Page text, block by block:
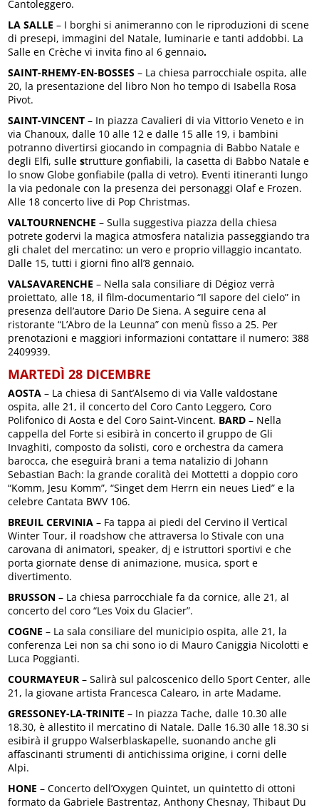
Cantoleggero.
LA SALLE – I borghi si animeranno con le riproduzioni di scene
di presepi, immagini del Natale, luminarie e tanti addobbi. La
Salle en Crèche vi invita fino al 6 gennaio.
SAINT-RHEMY-EN-BOSSES – La chiesa parrocchiale ospita, alle
20, la presentazione del libro Non ho tempo di Isabella Rosa
Pivot.
SAINT-VINCENT – In piazza Cavalieri di via Vittorio Veneto e in
via Chanoux, dalle 10 alle 12 e dalle 15 alle 19, i bambini
potranno divertirsi giocando in compagnia di Babbo Natale e
degli Elfi, sullestrutture gonfiabili, la casetta di Babbo Natale e
lo snow Globe gonfiabile (palla di vetro). Eventi itineranti lungo
la via pedonale con la presenza dei personaggi Olaf e Frozen.
Alle 18 concerto live di Pop Christmas.
VALTOURNENCHE – Sulla suggestiva piazza della chiesa
potrete godervi la magica atmosfera natalizia passeggiando tra
gli chalet del mercatino: un vero e proprio villaggio incantato.
Dalle 15, tutti i giorni fino all’8 gennaio.
VALSAVARENCHE – Nella sala consiliare di Dégioz verrà
proiettato, alle 18, il film-documentario “Il sapore del cielo” in
presenza dell’autore Dario De Siena. A seguire cena al
ristorante “L’Abro de la Leunna” con menù fisso a 25. Per
prenotazioni e maggiori informazioni contattare il numero: 388
2409939.
MARTEDÌ 28 DICEMBRE
AOSTA – La chiesa di Sant’Alsemo di via Valle valdostane
ospita, alle 21, il concerto del Coro Canto Leggero, Coro
Polifonico di Aosta e del Coro Saint-Vincent. BARD – Nella
cappella del Forte si esibirà in concerto il gruppo de Gli
Invaghiti, composto da solisti, coro e orchestra da camera
barocca, che eseguirà brani a tema natalizio di Johann
Sebastian Bach: la grande coralità dei Mottetti a doppio coro
“Komm, Jesu Komm”, “Singet dem Herrn ein neues Lied” e la
celebre Cantata BWV 106.
BREUIL CERVINIA – Fa tappa ai piedi del Cervino il Vertical
Winter Tour, il roadshow che attraversa lo Stivale con una
carovana di animatori, speaker, dj e istruttori sportivi e che
porta giornate dense di animazione, musica, sport e
divertimento.
BRUSSON – La chiesa parrocchiale fa da cornice, alle 21, al
concerto del coro “Les Voix du Glacier”.
COGNE – La sala consiliare del municipio ospita, alle 21, la
conferenza Lei non sa chi sono io di Mauro Caniggia Nicolotti e
Luca Poggianti.
COURMAYEUR – Salirà sul palcoscenico dello Sport Center, alle
21, la giovane artista Francesca Calearo, in arte Madame.
GRESSONEY-LA-TRINITE – In piazza Tache, dalle 10.30 alle
18.30, è allestito il mercatino di Natale. Dalle 16.30 alle 18.30 si
esibirà il gruppo Walserblaskapelle, suonando anche gli
affascinanti strumenti di antichissima origine, i corni delle
Alpi.
HONE – Concerto dell’Oxygen Quintet, un quintetto di ottoni
formato da Gabriele Bastrentaz, Anthony Chesnay, Thibaut Du